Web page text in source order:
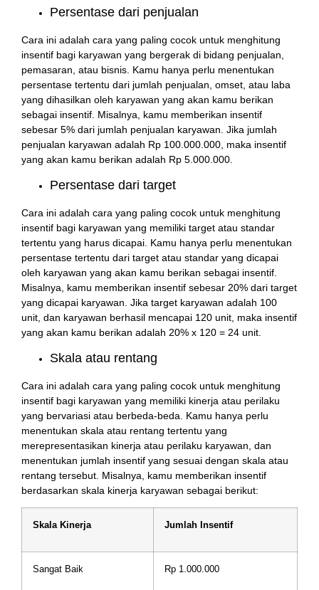
Persentase dari penjualan
Cara ini adalah cara yang paling cocok untuk menghitung
insentif bagi karyawan yang bergerak di bidang penjualan,
pemasaran, atau bisnis. Kamu hanya perlu menentukan
persentase tertentu dari jumlah penjualan, omset, atau laba
yang dihasilkan oleh karyawan yang akan kamu berikan
sebagai insentif. Misalnya, kamu memberikan insentif
sebesar 5% dari jumlah penjualan karyawan. Jika jumlah
penjualan karyawan adalah Rp 100.000.000, maka insentif
yang akan kamu berikan adalah Rp 5.000.000.
Persentase dari target
Cara ini adalah cara yang paling cocok untuk menghitung
insentif bagi karyawan yang memiliki target atau standar
tertentu yang harus dicapai. Kamu hanya perlu menentukan
persentase tertentu dari target atau standar yang dicapai
oleh karyawan yang akan kamu berikan sebagai insentif.
Misalnya, kamu memberikan insentif sebesar 20% dari target
yang dicapai karyawan. Jika target karyawan adalah 100
unit, dan karyawan berhasil mencapai 120 unit, maka insentif
yang akan kamu berikan adalah 20% x 120 = 24 unit.
Skala atau rentang
Cara ini adalah cara yang paling cocok untuk menghitung
insentif bagi karyawan yang memiliki kinerja atau perilaku
yang bervariasi atau berbeda-beda. Kamu hanya perlu
menentukan skala atau rentang tertentu yang
merepresentasikan kinerja atau perilaku karyawan, dan
menentukan jumlah insentif yang sesuai dengan skala atau
rentang tersebut. Misalnya, kamu memberikan insentif
berdasarkan skala kinerja karyawan sebagai berikut:
Skala Kinerja Jumlah Insentif
Sangat Baik Rp 1.000.000